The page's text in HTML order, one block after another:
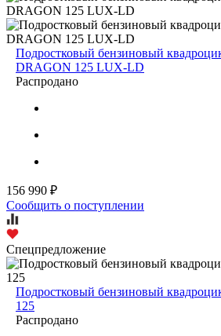
Подростковый бензиновый
DRAGON 125 LUX-LD
Распродано
156 990 ₽
Сообщить о поступлении
Спецпредложение
Подростковый бензиновый
125
Распродано